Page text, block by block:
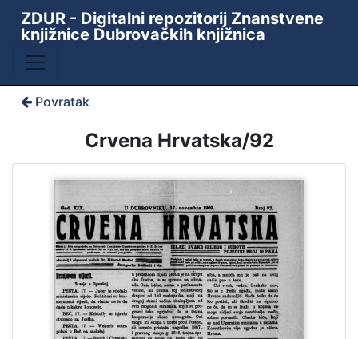
ZDUR - Digitalni repozitorij Znanstvene
knjižnice Dubrovačkih knjižnica
Povratak
Crvena Hrvatska/92